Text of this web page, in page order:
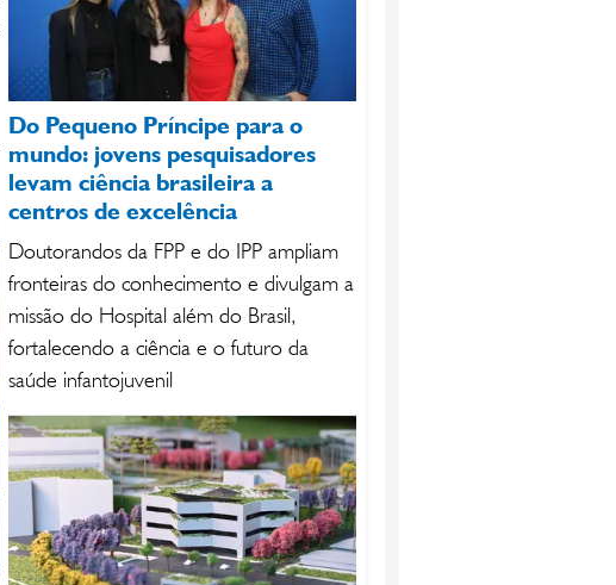
Do Pequeno Príncipe para o
mundo: jovens pesquisadores
levam ciência brasileira a
centros de excelência
Doutorandos da FPP e do IPP ampliam
fronteiras do conhecimento e divulgam a
missão do Hospital além do Brasil,
fortalecendo a ciência e o futuro da
saúde infantojuvenil